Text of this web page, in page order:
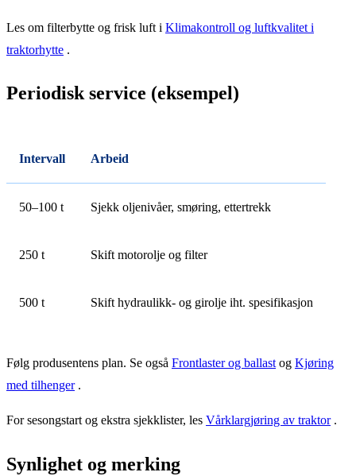
Les om filterbytte og frisk luft i Klimakontroll og luftkvalitet i
traktorhytte .
Periodisk service (eksempel)
Intervall Arbeid
50–100 t Sjekk oljenivåer, smøring, ettertrekk
250 t Skift motorolje og filter
500 t Skift hydraulikk- og girolje iht. spesifikasjon
Følg produsentens plan. Se også Frontlaster og ballastog Kjøring
med tilhenger.
For sesongstart og ekstra sjekklister, les Vårklargjøring av traktor.
Synlighet og merking